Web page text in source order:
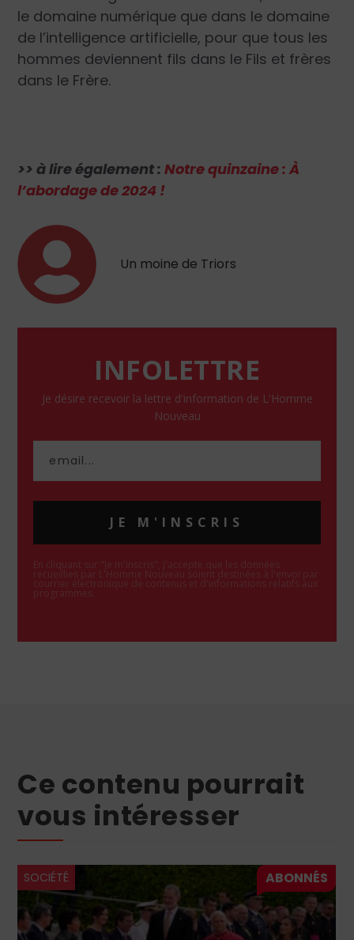
le domaine numérique que dans le domaine
de l’intelligence artificielle, pour que tous les
hommes deviennent fils dans le Fils et frères
dans le Frère.
>> à lire également :Notre quinzaine : À
l’abordage de 2024 !
Un moine de Triors
INFOLETTRE
Je désire recevoir la lettre d'information de L'Homme
Nouveau
JE M'INSCRIS
En cliquant sur "Je m'inscris", j'accepte que les données
recueillies par L'Homme Nouveau soient destinées à l'envoi par
courrier électronique de contenus et d'informations relatifs aux
programmes.
Ce contenu pourrait
vous intéresser
SOCIÉTÉ